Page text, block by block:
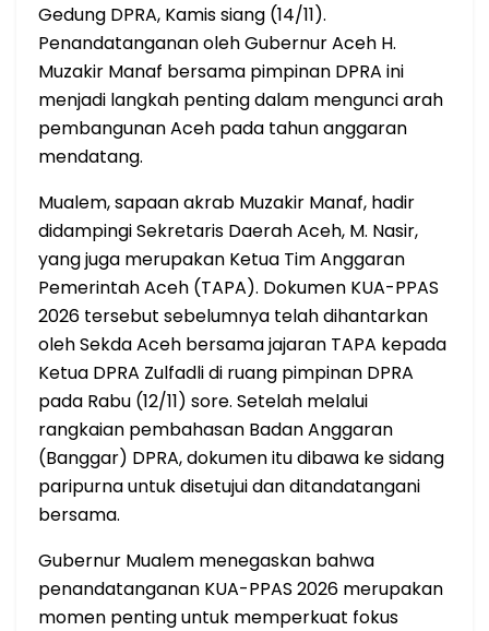
Gedung DPRA, Kamis siang (14/11).
Penandatanganan oleh Gubernur Aceh H.
Muzakir Manaf bersama pimpinan DPRA ini
menjadi langkah penting dalam mengunci arah
pembangunan Aceh pada tahun anggaran
mendatang.
Mualem, sapaan akrab Muzakir Manaf, hadir
didampingi Sekretaris Daerah Aceh, M. Nasir,
yang juga merupakan Ketua Tim Anggaran
Pemerintah Aceh (TAPA). Dokumen KUA-PPAS
2026 tersebut sebelumnya telah dihantarkan
oleh Sekda Aceh bersama jajaran TAPA kepada
Ketua DPRA Zulfadli di ruang pimpinan DPRA
pada Rabu (12/11) sore. Setelah melalui
rangkaian pembahasan Badan Anggaran
(Banggar) DPRA, dokumen itu dibawa ke sidang
paripurna untuk disetujui dan ditandatangani
bersama.
Gubernur Mualem menegaskan bahwa
penandatanganan KUA-PPAS 2026 merupakan
momen penting untuk memperkuat fokus